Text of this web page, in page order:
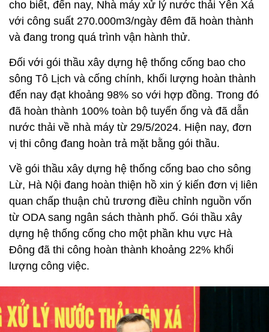
cho biết, đến nay, Nhà máy xử lý nước thải Yên Xá
với công suất 270.000m3/ngày đêm đã hoàn thành
và đang trong quá trình vận hành thử.
Đối với gói thầu xây dựng hệ thống cống bao cho
sông Tô Lịch và cống chính, khối lượng hoàn thành
đến nay đạt khoảng 98% so với hợp đồng. Trong đó
đã hoàn thành 100% toàn bộ tuyến ống và đã dẫn
nước thải về nhà máy từ 29/5/2024. Hiện nay, đơn
vị thi công đang hoàn trả mặt bằng gói thầu.
Về gói thầu xây dựng hệ thống cống bao cho sông
Lừ, Hà Nội đang hoàn thiện hồ xin ý kiến đơn vị liên
quan chấp thuận chủ trương điều chỉnh nguồn vốn
từ ODA sang ngân sách thành phố. Gói thầu xây
dựng hệ thống cống cho một phần khu vực Hà
Đông đã thi công hoàn thành khoảng 22% khối
lượng công việc.